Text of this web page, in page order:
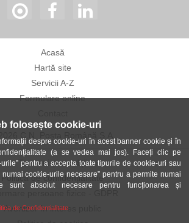
folosește cookie-uri
despre cookie-uri în acest banner cookie și în
(a se vedea mai jos). Faceți clic pe
pentru a accepta toate tipurile de cookie-uri sau
numai cookie-urile necesare” pentru a permite numai
sunt absolut necesare pentru funcționarea și
de Confidentialitate
Acasă
Hartă site
Servicii A-Z
Formulare online
Termeni și condiții
Politica de confidențialitate
persoane fizice - GDPR
Avertizor în interes public